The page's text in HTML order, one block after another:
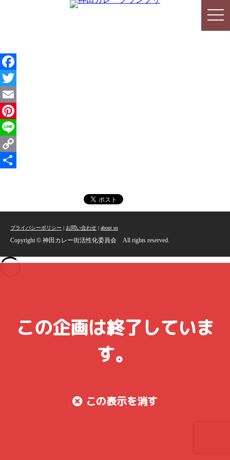
この企画は終了していま
す。
この表示を消す
Facebook
Twitter
Email
Pinterest
Line
Copy
プライバシーポリシー | お問い合わせ | about us
Copyright © 神田カレー街活性化委員会 All rights reserved.